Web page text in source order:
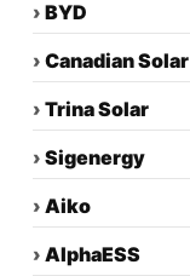
› BYD
› Canadian Solar
› Trina Solar
› Sigenergy
› Aiko
› AlphaESS